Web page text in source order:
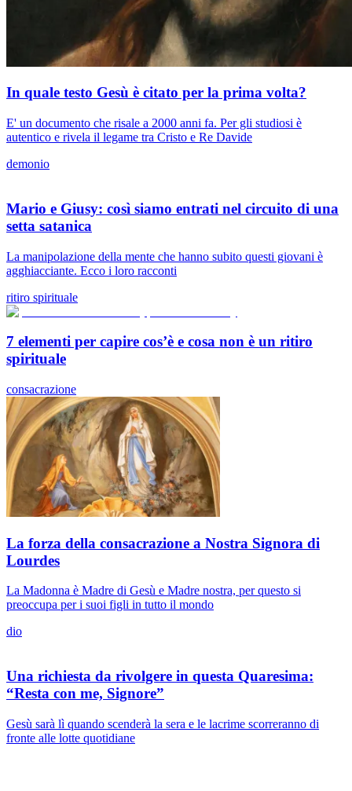
In quale testo Gesù è citato per la prima volta?
E' un documento che risale a 2000 anni fa. Per gli studiosi è
autentico e rivela il legame tra Cristo e Re Davide
demonio
Mario e Giusy: così siamo entrati nel circuito di una
setta satanica
La manipolazione della mente che hanno subito questi giovani è
agghiacciante. Ecco i loro racconti
ritiro spirituale
7 elementi per capire cos’è e cosa non è un ritiro
spirituale
consacrazione
La forza della consacrazione a Nostra Signora di
Lourdes
La Madonna è Madre di Gesù e Madre nostra, per questo si
preoccupa per i suoi figli in tutto il mondo
dio
Una richiesta da rivolgere in questa Quaresima:
“Resta con me, Signore”
Gesù sarà lì quando scenderà la sera e le lacrime scorreranno di
fronte alle lotte quotidiane